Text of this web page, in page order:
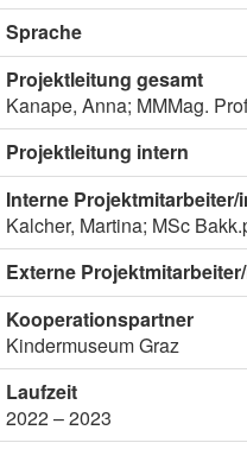
Sprache
Projektleitung gesamt
Kanape, Anna; MMMag.
Projektleitung intern
Interne Projektmitarbeiter/
Kalcher, Martina; MSc
Externe
Kooperationspartner
Kindermuseum Graz
Laufzeit
2022 – 2023